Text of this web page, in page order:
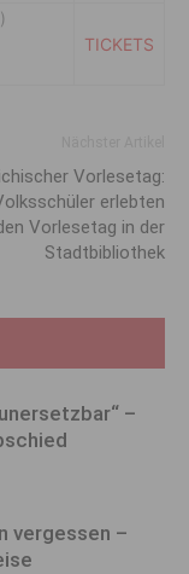
TICKETS
Vorlesetag:
erlebten
Vorlesetag in der
Stadtbibliothek
–
vergessen –